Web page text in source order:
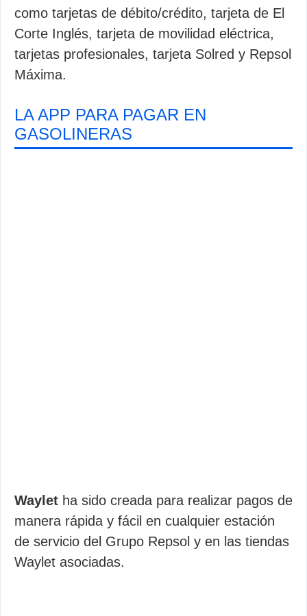
como tarjetas de débito/crédito, tarjeta de El
Corte Inglés, tarjeta de movilidad eléctrica,
tarjetas profesionales, tarjeta Solred y Repsol
Máxima.
LA APP PARA PAGAR EN
GASOLINERAS
Waylet ha sido creada para realizar pagos de
manera rápida y fácil en cualquier estación
de servicio del Grupo Repsol y en las tiendas
Waylet asociadas.